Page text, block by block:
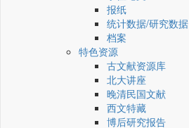
报纸
统计数据/研究数据
档案
特色资源
古文献资源库
北大讲座
晚清民国文献
西文特藏
博后研究报告